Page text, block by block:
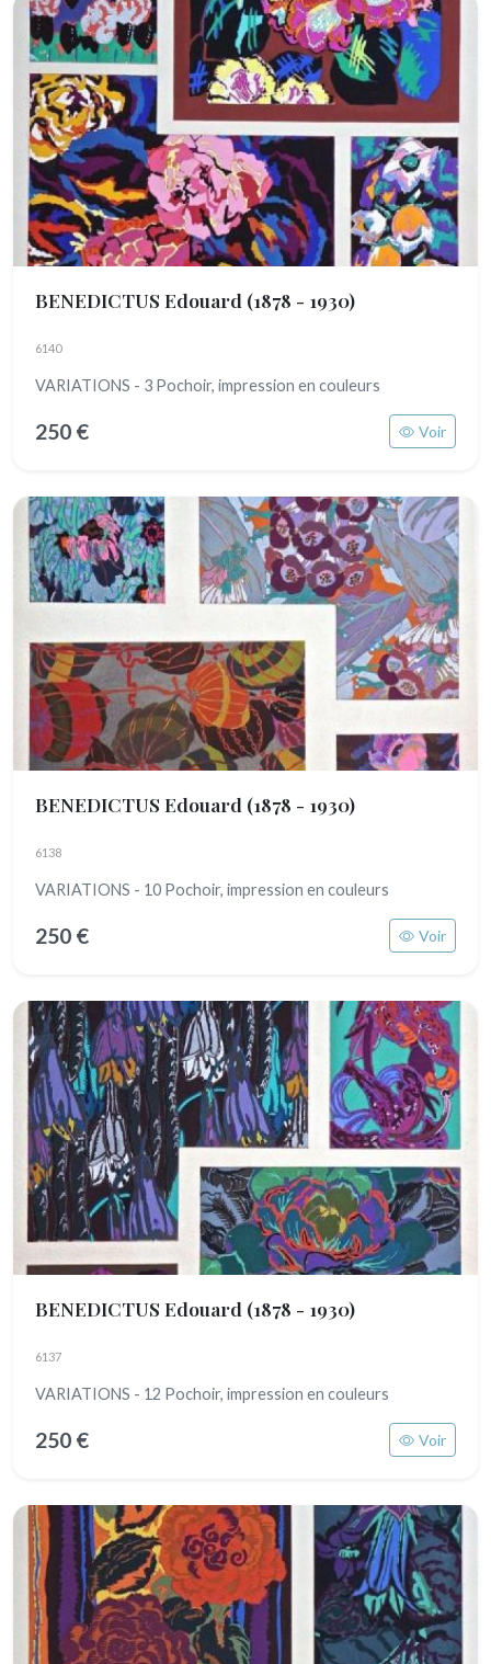
BENEDICTUS Edouard (1878 - 1930)
6140
VARIATIONS - 3 Pochoir, impression en couleurs
250 € Voir
BENEDICTUS Edouard (1878 - 1930)
6138
VARIATIONS - 10 Pochoir, impression en couleurs
250 € Voir
BENEDICTUS Edouard (1878 - 1930)
6137
VARIATIONS - 12 Pochoir, impression en couleurs
250 € Voir